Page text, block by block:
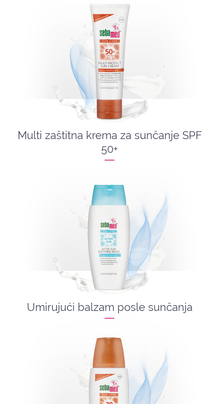
Multi zaštitna krema za sunčanje SPF
50+
Umirujući balzam posle sunčanja